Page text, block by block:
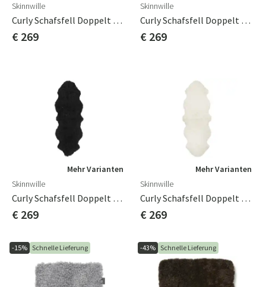
Skinnwille
Curly Schafsfell Doppelt 60x180 Cm Sahara/Hellbraun
€ 269
Skinnwille
Curly Schafsfell Doppelt 60x180 Cm Sand
€ 269
Mehr Varianten
Skinnwille
Curly Schafsfell Doppelt 60x180 Cm Schwarz
€ 269
Mehr Varianten
Skinnwille
Curly Schafsfell Doppelt 60x180 Cm Weiß
€ 269
-15% Schnelle Lieferung -43% Schnelle Lieferung